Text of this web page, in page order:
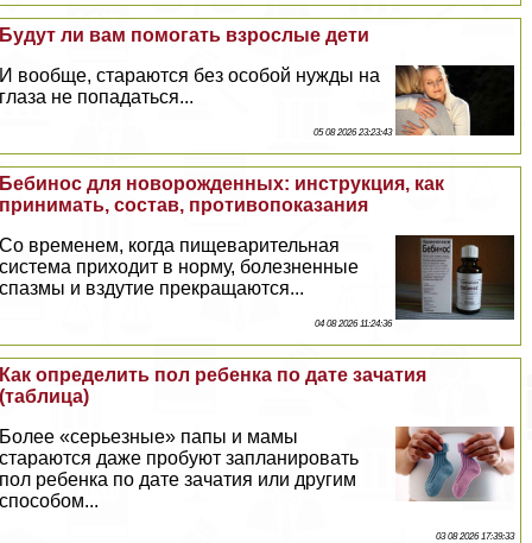
Будут ли вам помогать взрослые дети
И вообще, стараются без особой нужды на
глаза не попадаться...
05 08 2026 23:23:43
Бебинос для новорожденных: инструкция, как
принимать, состав, противопоказания
Со временем, когда пищеварительная
система приходит в норму, болезненные
спазмы и вздутие прекращаются...
04 08 2026 11:24:36
Как определить пол ребенка по дате зачатия
(таблица)
Более «серьезные» папы и мамы
стараются даже пробуют запланировать
пол ребенка по дате зачатия или другим
способом...
03 08 2026 17:39:33